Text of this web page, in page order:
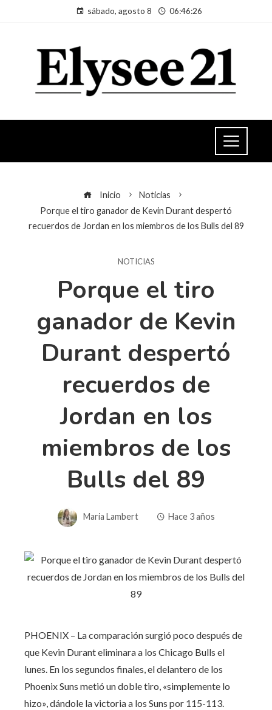
sábado, agosto 8 06:46:27
Inicio
Noticias
Porque el tiro ganador de Kevin Durant despertó
recuerdos de Jordan en los miembros de los Bulls del 89
NOTICIAS
Porque el tiro
ganador de Kevin
Durant despertó
recuerdos de
Jordan en los
miembros de los
Bulls del 89
Maria Lambert Hace 3 años
PHOENIX – La comparación surgió poco después de
que Kevin Durant eliminara a los Chicago Bulls el
lunes. En los segundos finales, el delantero de los
Phoenix Suns metió un doble tiro, «simplemente lo
hizo», dándole la victoria a los Suns por 115-113.